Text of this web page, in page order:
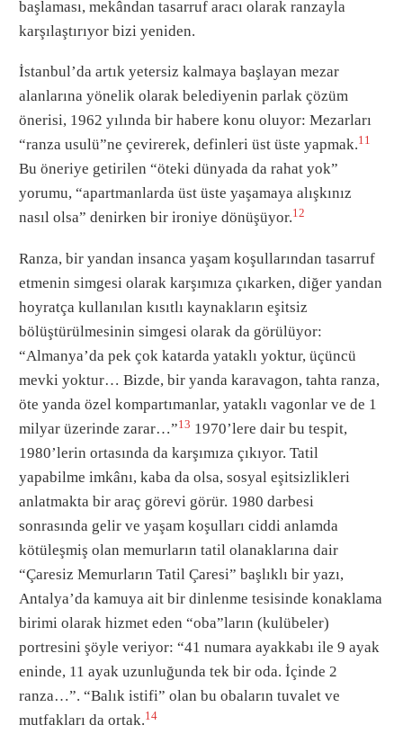
başlaması, mekândan tasarruf aracı olarak ranzayla
karşılaştırıyor bizi yeniden.
İstanbul’da artık yetersiz kalmaya başlayan mezar
alanlarına yönelik olarak belediyenin parlak çözüm
önerisi, 1962 yılında bir habere konu oluyor: Mezarları
“ranza usulü”ne çevirerek, definleri üst üste yapmak.11
Bu öneriye getirilen “öteki dünyada da rahat yok”
yorumu, “apartmanlarda üst üste yaşamaya alışkınız
nasıl olsa” denirken bir ironiye dönüşüyor.12
Ranza, bir yandan insanca yaşam koşullarından tasarruf
etmenin simgesi olarak karşımıza çıkarken, diğer yandan
hoyratça kullanılan kısıtlı kaynakların eşitsiz
bölüştürülmesinin simgesi olarak da görülüyor:
“Almanya’da pek çok katarda yataklı yoktur, üçüncü
mevki yoktur… Bizde, bir yanda karavagon, tahta ranza,
öte yanda özel kompartımanlar, yataklı vagonlar ve de 1
milyar üzerinde zarar…”13 1970’lere dair bu tespit,
1980’lerin ortasında da karşımıza çıkıyor. Tatil
yapabilme imkânı, kaba da olsa, sosyal eşitsizlikleri
anlatmakta bir araç görevi görür. 1980 darbesi
sonrasında gelir ve yaşam koşulları ciddi anlamda
kötüleşmiş olan memurların tatil olanaklarına dair
“Çaresiz Memurların Tatil Çaresi” başlıklı bir yazı,
Antalya’da kamuya ait bir dinlenme tesisinde konaklama
birimi olarak hizmet eden “oba”ların (kulübeler)
portresini şöyle veriyor: “41 numara ayakkabı ile 9 ayak
eninde, 11 ayak uzunluğunda tek bir oda. İçinde 2
ranza…”. “Balık istifi” olan bu obaların tuvalet ve
mutfakları da ortak.14